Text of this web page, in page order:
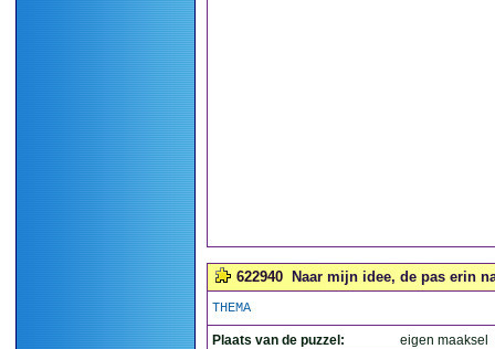
622940 Naar mijn idee, de pas erin
THEMA
Plaats van de puzzel:
eigen maaksel